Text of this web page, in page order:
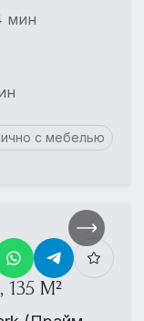
мин
с мебелью
М²